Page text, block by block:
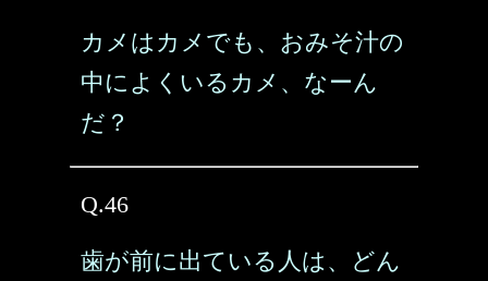
カメはカメでも、おみそ汁の
中によくいるカメ、なーん
だ？
Q.46
歯が前に出ている人は、どん